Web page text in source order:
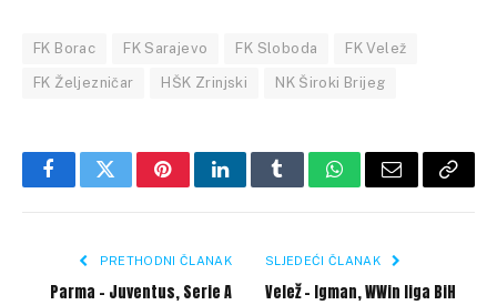
FK Borac FK Sarajevo FK Sloboda FK Velež
FK Željezničar HŠK Zrinjski NK Široki Brijeg
FacebookTwitterPinterestLinkedInTumblrWhatsApp
Email Copy
PRETHODNI ČLANAK
Parma – Juventus, Serie A
SLJEDEĆI ČLANAK
Velež – Igman, WWin liga BiH